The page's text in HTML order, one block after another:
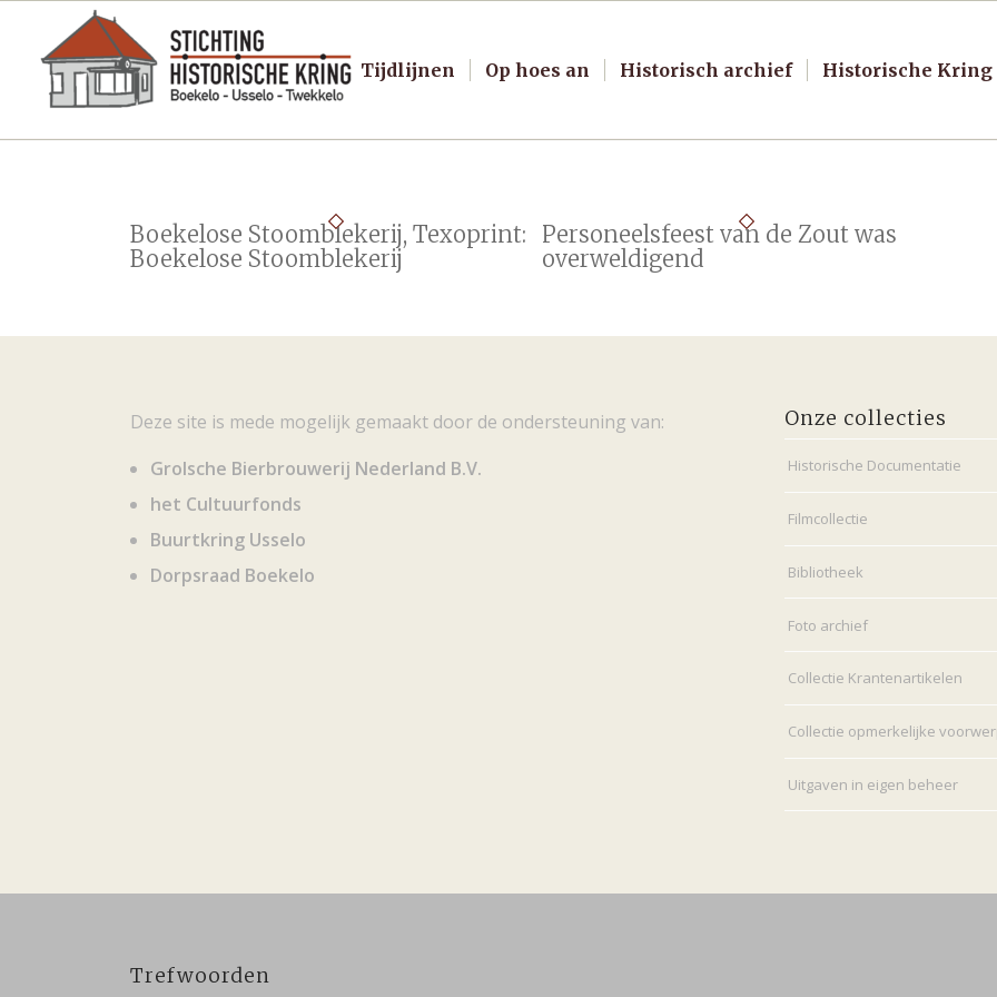
Tijdlijnen Op hoes an Historisch archief Historische Kring
Boekelose Stoomblekerij, Texoprint:
Boekelose Stoomblekerij
Personeelsfeest van de Zout was
overweldigend
Deze site is mede mogelijk gemaakt door de ondersteuning van:
Grolsche Bierbrouwerij Nederland B.V.
het Cultuurfonds
Buurtkring Usselo
Dorpsraad Boekelo
Onze collecties
Historische Documentatie
Filmcollectie
Bibliotheek
Foto archief
Collectie Krantenartikelen
Collectie opmerkelijke
Uitgaven in eigen beheer
Trefwoorden